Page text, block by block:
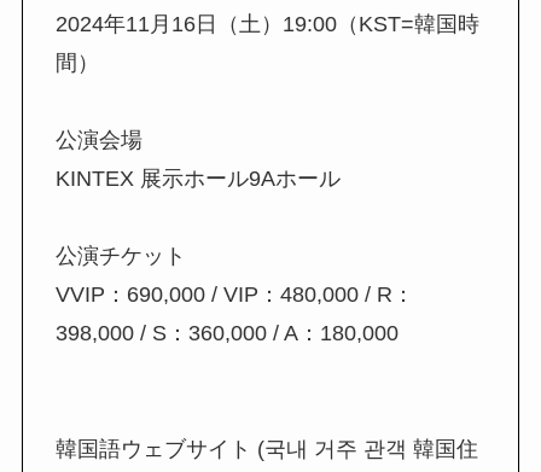
2024年11月16日（土）19:00（KST=韓国時
間）
公演会場
KINTEX 展示ホール9Aホール
公演チケット
VVIP：690,000 / VIP：480,000 / R：
398,000 / S：360,000 / A：180,000
韓国語ウェブサイト (국내 거주 관객 韓国住